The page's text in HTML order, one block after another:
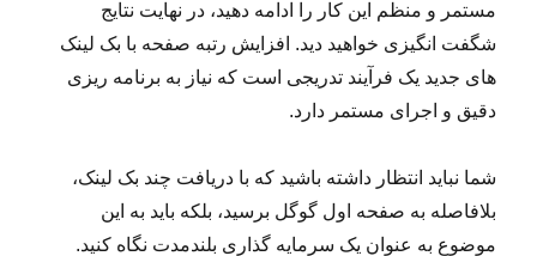
مستمر و منظم این کار را ادامه دهید، در نهایت نتایج
شگفت انگیزی خواهید دید. افزایش رتبه صفحه با بک لینک
های جدید یک فرآیند تدریجی است که نیاز به برنامه ریزی
دقیق و اجرای مستمر دارد.
شما نباید انتظار داشته باشید که با دریافت چند بک لینک،
بلافاصله به صفحه اول گوگل برسید، بلکه باید به این
موضوع به عنوان یک سرمایه گذاری بلندمدت نگاه کنید.